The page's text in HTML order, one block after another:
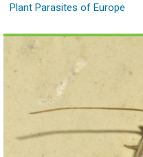
Plant Parasites of Europe